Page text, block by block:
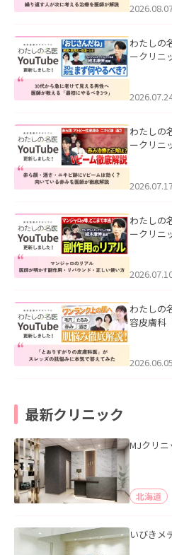
ました。
わたしの
ークリニ
た。
わたしの
ークリニ
した。
わたしの
ークリニ
た。
わたしの
容皮膚科
2026.06.05
最新クリニック
MJクリ
北海道
いびきメ